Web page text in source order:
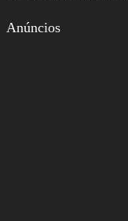
Anúncios